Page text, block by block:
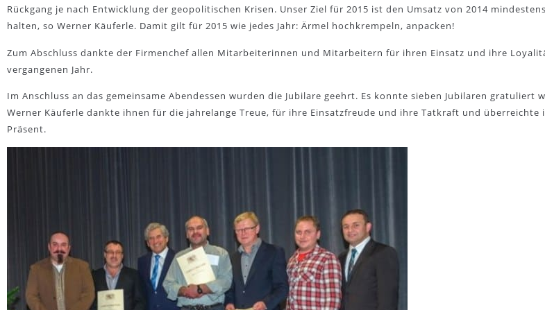
Rückgang je nach Entwicklung der geopolitischen Krisen. Unser Ziel für 2015 ist den Umsatz von 2014
halten, so Werner Käuferle. Damit gilt für 2015 wie jedes Jahr: Ärmel hochkrempeln, anpacken!
Zum Abschluss dankte der Firmenchef allen Mitarbeiterinnen und Mitarbeitern für ihren Einsatz und ihre
vergangenen Jahr.
Im Anschluss an das gemeinsame Abendessen wurden die Jubilare geehrt. Es konnte sieben Jubilaren gratuliert
Werner Käuferle dankte ihnen für die jahrelange Treue, für ihre Einsatzfreude und ihre Tatkraft und überreichte
Präsent.